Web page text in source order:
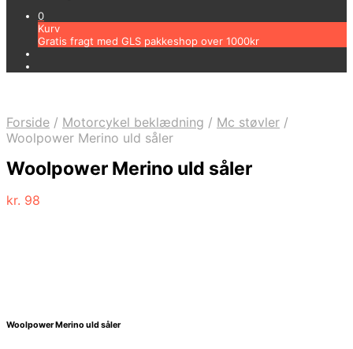
0
Kurv
Gratis fragt med GLS pakkeshop over 1000kr
Forside / Motorcykel beklædning / Mc støvler /
Woolpower Merino uld såler
Woolpower Merino uld såler
kr. 98
Woolpower Merino uld såler